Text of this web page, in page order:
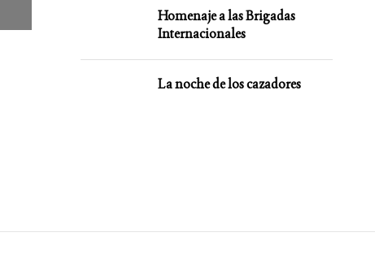
Homenaje a las Brigadas
Internacionales
La noche de los cazadores